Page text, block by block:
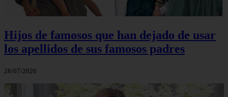
Hijos de famosos que han dejado de usar
los apellidos de sus famosos padres
28/07/2026